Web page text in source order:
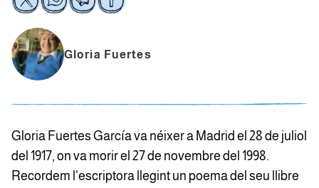
Gloria Fuertes
Gloria Fuertes García va néixer a Madrid el 28 de juliol
del 1917, on va morir el 27 de novembre del 1998.
Recordem l'escriptora llegint un poema del seu llibre